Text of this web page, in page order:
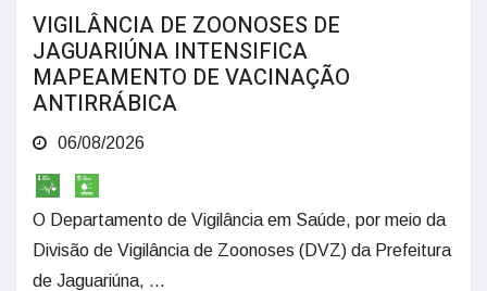
VIGILÂNCIA DE ZOONOSES DE
JAGUARIÚNA INTENSIFICA
MAPEAMENTO DE VACINAÇÃO
ANTIRRÁBICA
06/08/2026
O Departamento de Vigilância em Saúde, por meio da
Divisão de Vigilância de Zoonoses (DVZ) da Prefeitura
de Jaguariúna, ...